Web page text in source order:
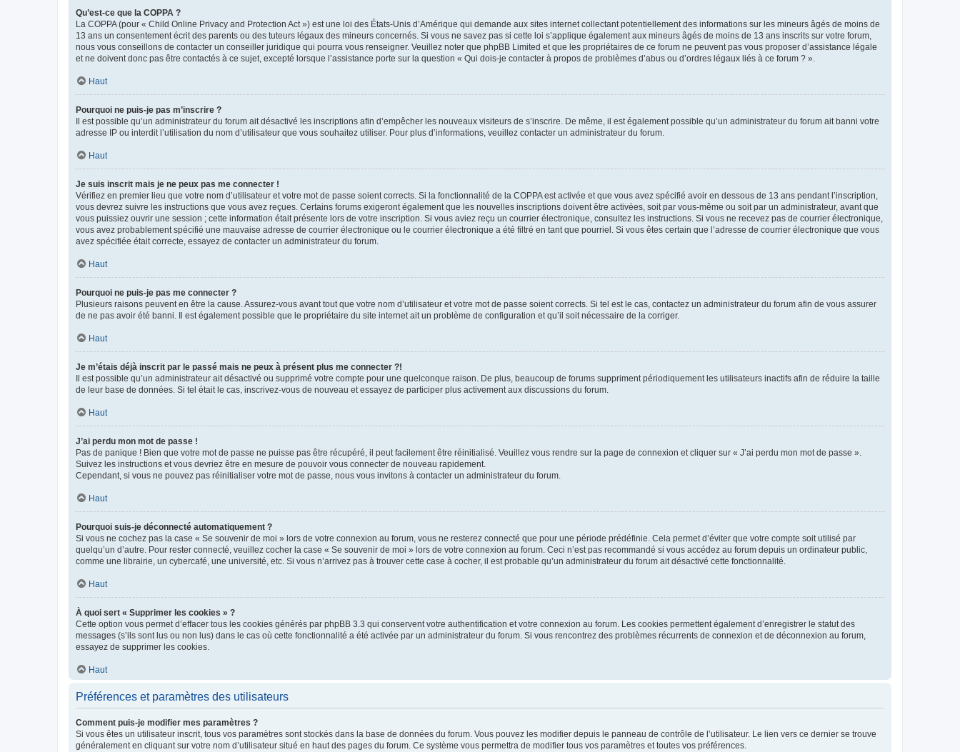
Qu’est-ce que la COPPA ?
La COPPA (pour « Child Online Privacy and Protection Act ») est une loi des États-Unis d’Amérique qui demande aux sites internet collectant potentiellement des informations sur les mineurs âgés de moins de
13 ans un consentement écrit des parents ou des tuteurs légaux des mineurs concernés. Si vous ne savez pas si cette loi s’applique également aux mineurs âgés de moins de 13 ans inscrits sur votre forum,
nous vous conseillons de contacter un conseiller juridique qui pourra vous renseigner. Veuillez noter que phpBB Limited et que les propriétaires de ce forum ne peuvent pas vous proposer d’assistance légale
et ne doivent donc pas être contactés à ce sujet, excepté lorsque l’assistance porte sur la question « Qui dois-je contacter à propos de problèmes d’abus ou d’ordres légaux liés à ce forum ? ».
Haut
Pourquoi ne puis-je pas m’inscrire ?
Il est possible qu’un administrateur du forum ait désactivé les inscriptions afin d’empêcher les nouveaux visiteurs de s’inscrire. De même, il est également possible qu’un administrateur du forum ait banni votre
adresse IP ou interdit l’utilisation du nom d’utilisateur que vous souhaitez utiliser. Pour plus d’informations, veuillez contacter un administrateur du forum.
Haut
Je suis inscrit mais je ne peux pas me connecter !
Vérifiez en premier lieu que votre nom d’utilisateur et votre mot de passe soient corrects. Si la fonctionnalité de la COPPA est activée et que vous avez spécifié avoir en dessous de 13 ans pendant l’inscription,
vous devrez suivre les instructions que vous avez reçues. Certains forums exigeront également que les nouvelles inscriptions doivent être activées, soit par vous-même ou soit par un administrateur, avant que
vous puissiez ouvrir une session ; cette information était présente lors de votre inscription. Si vous aviez reçu un courrier électronique, consultez les instructions. Si vous ne recevez pas de courrier électronique,
vous avez probablement spécifié une mauvaise adresse de courrier électronique ou le courrier électronique a été filtré en tant que pourriel. Si vous êtes certain que l’adresse de courrier électronique que vous
avez spécifiée était correcte, essayez de contacter un administrateur du forum.
Haut
Pourquoi ne puis-je pas me connecter ?
Plusieurs raisons peuvent en être la cause. Assurez-vous avant tout que votre nom d’utilisateur et votre mot de passe soient corrects. Si tel est le cas, contactez un administrateur du forum afin de vous assurer
de ne pas avoir été banni. Il est également possible que le propriétaire du site internet ait un problème de configuration et qu’il soit nécessaire de la corriger.
Haut
Je m’étais déjà inscrit par le passé mais ne peux à présent plus me connecter ?!
Il est possible qu’un administrateur ait désactivé ou supprimé votre compte pour une quelconque raison. De plus, beaucoup de forums suppriment périodiquement les utilisateurs inactifs afin de réduire la taille
de leur base de données. Si tel était le cas, inscrivez-vous de nouveau et essayez de participer plus activement aux discussions du forum.
Haut
J’ai perdu mon mot de passe !
Pas de panique ! Bien que votre mot de passe ne puisse pas être récupéré, il peut facilement être réinitialisé. Veuillez vous rendre sur la page de connexion et cliquer sur « J’ai perdu mon mot de passe ».
Suivez les instructions et vous devriez être en mesure de pouvoir vous connecter de nouveau rapidement.
Cependant, si vous ne pouvez pas réinitialiser votre mot de passe, nous vous invitons à contacter un administrateur du forum.
Haut
Pourquoi suis-je déconnecté automatiquement ?
Si vous ne cochez pas la case « Se souvenir de moi » lors de votre connexion au forum, vous ne resterez connecté que pour une période prédéfinie. Cela permet d’éviter que votre compte soit utilisé par
quelqu’un d’autre. Pour rester connecté, veuillez cocher la case « Se souvenir de moi » lors de votre connexion au forum. Ceci n’est pas recommandé si vous accédez au forum depuis un ordinateur public,
comme une librairie, un cybercafé, une université, etc. Si vous n’arrivez pas à trouver cette case à cocher, il est probable qu’un administrateur du forum ait désactivé cette fonctionnalité.
Haut
À quoi sert « Supprimer les cookies » ?
Cette option vous permet d’effacer tous les cookies générés par phpBB 3.3 qui conservent votre authentification et votre connexion au forum. Les cookies permettent également d’enregistrer le statut des
messages (s’ils sont lus ou non lus) dans le cas où cette fonctionnalité a été activée par un administrateur du forum. Si vous rencontrez des problèmes récurrents de connexion et de déconnexion au forum,
essayez de supprimer les cookies.
Haut
Préférences et paramètres des utilisateurs
Comment puis-je modifier mes paramètres ?
Si vous êtes un utilisateur inscrit, tous vos paramètres sont stockés dans la base de données du forum. Vous pouvez les modifier depuis le panneau de contrôle de l’utilisateur. Le lien vers ce dernier se trouve
généralement en cliquant sur votre nom d’utilisateur situé en haut des pages du forum. Ce système vous permettra de modifier tous vos paramètres et toutes vos préférences.